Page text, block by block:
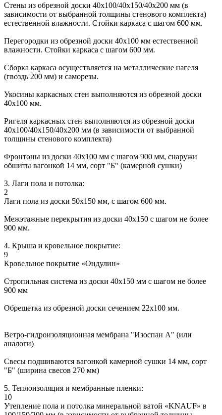
Стены из обрезной доски 40х100/40х150/40х200 мм (в
зависимости от выбранной толщины стенового комплекта)
естественной влажности. Стойки каркаса с шагом 600 мм.
Перегородки из обрезной доски 40х100 мм естественной
влажности. Стойки каркаса с шагом 600 мм.
Сборка каркаса осуществляется на металлические нагеля
(гвоздь 200 мм) и саморезы.
Укосины каркасных стен выполняются из обрезной доски
40х100 мм.
Ригеля каркасных стен выполняются из обрезной доски
40х100/40х150/40х200 мм (в зависимости от выбранной
толщины стенового комплекта)
Фронтоны из доски 40х100 мм с шагом 900 мм, снаружи
обшиты вагонкой 14 мм, сорт "Б" (камерной сушки)
3. Лаги пола и потолка:
2
Лаги пола из доски 50х150 мм, с шагом 600 мм.
Межэтажные перекрытия из доски 40х150 с шагом не более
900 мм.
4. Крыша и кровельное покрытие:
9
Кровельное покрытие «Ондулин»
Стропильная система из доски 40х150 мм с шагом не более
900 мм
Обрешетка из обрезной доски сечением 22х100 мм.
Ветро-гидроизоляционная мембрана "Изоспан А" (или
аналоги)
Свесы подшиваются вагонкой камерной сушки 14 мм, сорт
"Б" (ширина свесов 270 мм)
5. Теплоизоляция и мембранные пленки:
10
Утепление пола и потолка минеральной ватой «KNAUF» в